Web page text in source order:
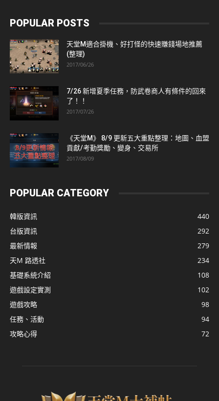
POPULAR POSTS
天堂M適合掛機、好打怪的快速賺錢場地推薦
(整理)
2017/06/26
7/26 新增夏季任務，防武卷商人有條件的回來
了！！
2017/07/26
《天堂M》 8/9 更新五大重點整理：地圖、血盟
貢獻/考勤獎勵、變身、交易所
2017/08/09
POPULAR CATEGORY
韓版資訊
440
台版資訊
292
最新情報
279
天M 路透社
234
基礎系統介紹
108
遊戲設定實測
102
遊戲攻略
98
任務、活動
94
攻略心得
72